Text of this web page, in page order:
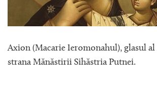
Axion (Macarie Ieromonahul), glasul al
strana Mănăstirii Sihăstria Putnei.